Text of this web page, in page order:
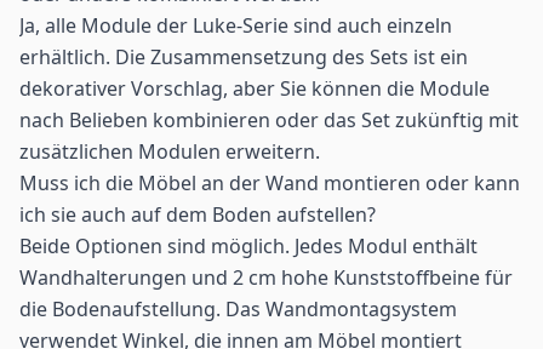
Ja, alle Module der Luke-Serie sind auch einzeln
erhältlich. Die Zusammensetzung des Sets ist ein
dekorativer Vorschlag, aber Sie können die Module
nach Belieben kombinieren oder das Set zukünftig mit
zusätzlichen Modulen erweitern.
Muss ich die Möbel an der Wand montieren oder kann
ich sie auch auf dem Boden aufstellen?
Beide Optionen sind möglich. Jedes Modul enthält
Wandhalterungen und 2 cm hohe Kunststoffbeine für
die Bodenaufstellung. Das Wandmontagsystem
verwendet Winkel, die innen am Möbel montiert